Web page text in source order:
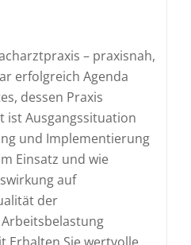
– praxisnah,
erfolgreich Agenda
dessen Praxis
ist Ausgangssituation
und Implementierung
Einsatz und wie
auf
der